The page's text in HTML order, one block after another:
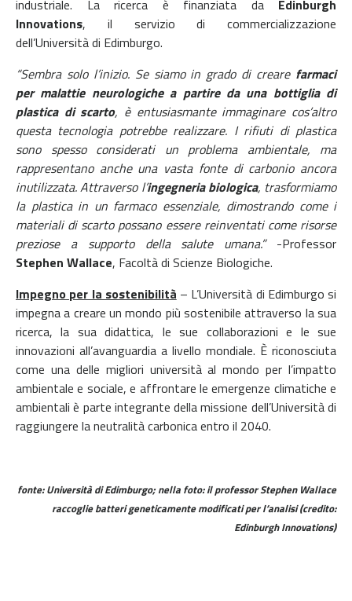
industriale. La ricerca è finanziata daEdinburgh
Innovations, il servizio di commercializzazione
dell’Università di Edimburgo.
“Sembra solo l’inizio. Se siamo in grado di creare farmaci
per malattie neurologiche a partire da una bottiglia di
plastica di scarto, è entusiasmante immaginare cos’altro
questa tecnologia potrebbe realizzare. I rifiuti di plastica
sono spesso considerati un problema ambientale, ma
rappresentano anche una vasta fonte di carbonio ancora
inutilizzata. Attraverso l’ingegneria biologica, trasformiamo
la plastica in un farmaco essenziale, dimostrando come i
materiali di scarto possano essere reinventati come risorse
preziose a supporto della salute umana.”-Professor
Stephen Wallace, Facoltà di Scienze Biologiche.
Impegno per la sostenibilità – L’Università di Edimburgo si
impegna a creare un mondo più sostenibile attraverso la sua
ricerca, la sua didattica, le sue collaborazioni e le sue
innovazioni all’avanguardia a livello mondiale. È riconosciuta
come una delle migliori università al mondo per l’impatto
ambientale e sociale, e affrontare le emergenze climatiche e
ambientali è parte integrante della missione dell’Università di
raggiungere la neutralità carbonica entro il 2040.
fonte: Università di Edimburgo; nella foto: il professor Stephen Wallace
raccoglie batteri geneticamente modificati per l’analisi (credito:
Edinburgh Innovations)